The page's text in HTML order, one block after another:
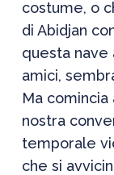
costume, o
di Abidjan
questa nave
amici,
Ma
nostra
temporale
che si